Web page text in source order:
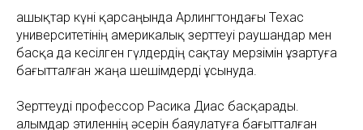
Ғашықтар күні қарсаңында Арлингтондағы Техас
университетінің америкалық зерттеуі раушандар мен
басқа да кесілген гүлдердің сақтау мерзімін ұзартуға
бағытталған жаңа шешімдерді ұсынуда.
Зерттеуді профессор Расика Диас басқарады.
Ғалымдар этиленнің әсерін баяулатуға бағытталған